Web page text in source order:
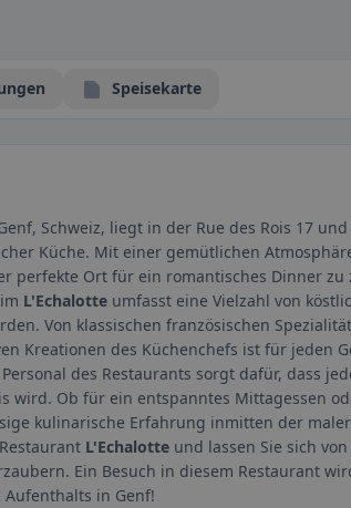
Speisekarte
Schweiz, liegt in der Rue des Rois 17
Küche. Mit einer gemütlichen
perfekte Ort für ein romantisches Dinner
L'Echalotte umfasst eine Vielzahl von
Von klassischen französischen
Kreationen des Küchenchefs ist für jeden
des Restaurants sorgt dafür, dass
wird. Ob für ein entspanntes Mittagessen
kulinarische Erfahrung inmitten der
L'Echalotte und lassen Sie sich
Ein Besuch in diesem Restaurant
in Genf!